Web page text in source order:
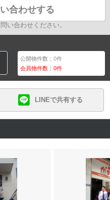
合わせする
い合わせください。
公開物件数：0件
会員物件数：0件
LINEで共有する